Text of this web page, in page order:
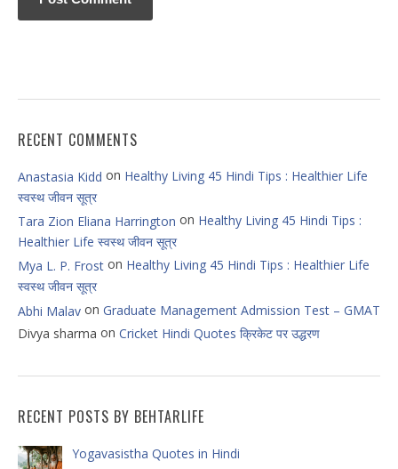
RECENT COMMENTS
Anastasia Kidd on Healthy Living 45 Hindi Tips : Healthier Life
स्वस्थ जीवन सूत्र
Tara Zion Eliana Harrington on Healthy Living 45 Hindi Tips :
Healthier Life स्वस्थ जीवन सूत्र
Mya L. P. Frost on Healthy Living 45 Hindi Tips : Healthier Life
स्वस्थ जीवन सूत्र
Abhi Malav on Graduate Management Admission Test – GMAT
Divya sharma on Cricket Hindi Quotes क्रिकेट पर उद्धरण
RECENT POSTS BY BEHTARLIFE
Yogavasistha Quotes in Hindi